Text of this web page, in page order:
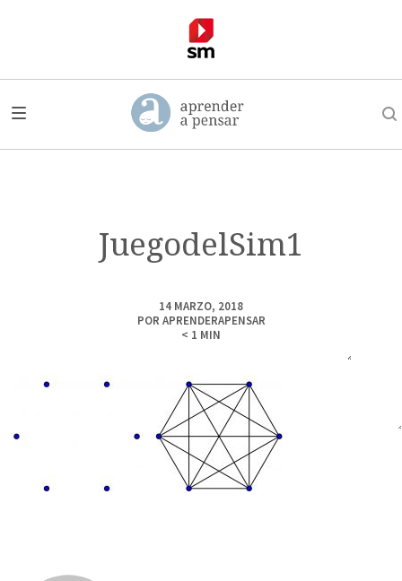
JuegodelSim1
14 MARZO, 2018
POR APRENDERAPENSAR
< 1 MIN